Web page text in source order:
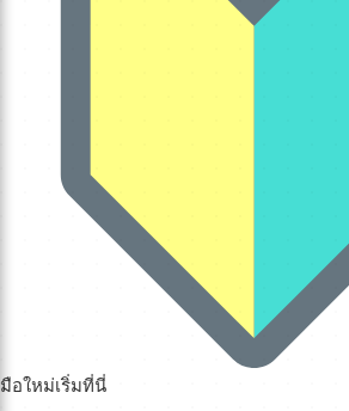
มือใหม่เริ่มที่นี่